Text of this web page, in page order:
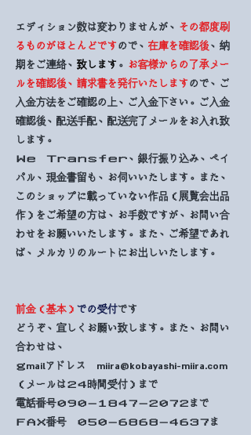
エディション数は変わりませんが、 その都度刷
るものがほとんどです ので、 在庫を確認後、納
期をご連絡、 致します 。 お客様からの了承メー
ルを確認後、請求書を発行いたします ので、ご
入金方法をご確認の上、ご入金下さい。ご入金
確認後、配送手配、配送完了メールをお入れ致
します。
Ｗｅ Ｔｒａｎｓｆｅｒ、銀行振り込み、ペイ
パル、現金書留も、お伺いいたします。また、
このショップに載っていない作品（展覧会出品
作）をご希望の方は、お手数ですが、お問い合
わせをお願いいたします。また、ご希望であれ
ば、メルカリのルートにお出しいたします。
前金（基本） での受付です
​どうぞ、宜しくお願い致します。また、お問い
合わせは、
ｇmailアドレス miira@kobayashi-miira.com
（メールは２４時間受付）まで
電話番号０９０－１８４７－２０７２まで
​ＦＡＸ番号 ０５０－６８６８－４６３７ま